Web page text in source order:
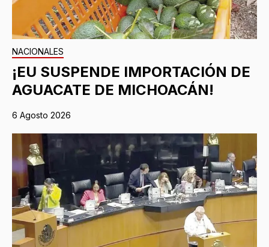
NACIONALES
¡EU SUSPENDE IMPORTACIÓN DE
AGUACATE DE MICHOACÁN!
6 Agosto 2026